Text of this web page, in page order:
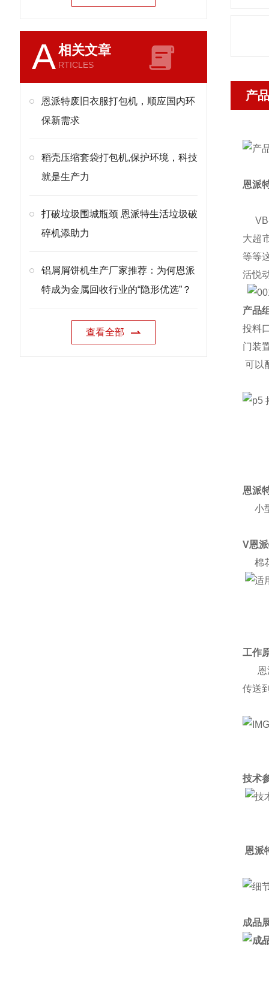
A相关文章
RTICLES
恩派特废旧衣服打包机，顺应国内环
保新需求
稻壳压缩套袋打包机,保护环境，科技
就是生产力
打破垃圾围城瓶颈 恩派特生活垃圾破
碎机添助力
铝屑屑饼机生产厂家推荐：为何恩派
特成为金属回收行业的“隐形优选”？
查看全部
产
恩派
VB-
大超
等等
活悦
产品
投料
门装
可以
恩派
小
V恩
棉
工作
恩
传送
技术
恩派
成品